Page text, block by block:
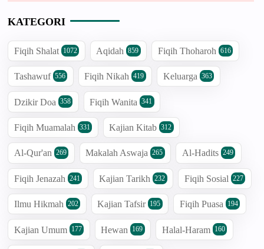
KATEGORI
Fiqih Shalat 1072 Aqidah 859 Fiqih Thoharoh 616
Tashawuf 556 Fiqih Nikah 419 Keluarga 363
Dzikir Doa 358 Fiqih Wanita 341
Fiqih Muamalah 331 Kajian Kitab 312
Al-Qur'an 269 Makalah Aswaja 265 Al-Hadits 249
Fiqih Jenazah 241 Kajian Tarikh 232 Fiqih Sosial 227
Ilmu Hikmah 202 Kajian Tafsir 195 Fiqih Puasa 194
Kajian Umum 177 Hewan 169 Halal-Haram 160